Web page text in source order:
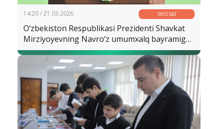
14:20 / 21.03.2026 SIYOSAT
O‘zbekiston Respublikasi Prezidenti Shavkat
Mirziyoyevning Navro‘z umumxalq bayramiga
bag‘ishlangan tantanali marosimdagi tabrik